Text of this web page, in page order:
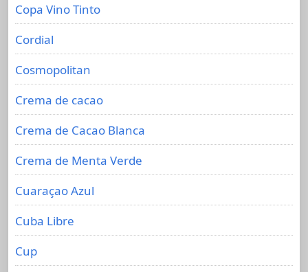
Copa Vino Tinto
Cordial
Cosmopolitan
Crema de cacao
Crema de Cacao Blanca
Crema de Menta Verde
Cuaraçao Azul
Cuba Libre
Cup